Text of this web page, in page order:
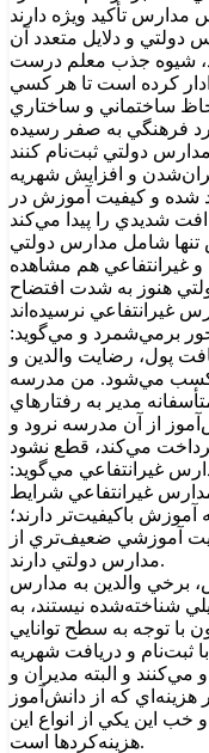
دولتي و دلايل متعدد آن
شيوه جذب معلم درست‌
کرده است تا هر کسي
ساختماني و ساختاري
فرهنگي به صفر رسيده
دولتي ثبت‌نام کنند
گران‌شدن و افزايش شهريه
شده و کيفيت آموزش در
تنها شامل مدارس دولتي
غيرانتفاعي هم مشاهده
هنوز به شدت افتضاح
برمي‌شمرد و مي‌گويد:
پول، رضايت والدين و
کسب مي‌شود. من مدرسه
مدير به رفتارهاي
از آن مدرسه نرود و
غيرانتفاعي مي‌گويد:
غيرانتفاعي شرايط
آموزش باکيفيت‌تر دارند؛
آموزشي ضعيف‌تري از
مدارس دولتي دارند.
برخي والدين به مدارس
شناخته‌شده نيستند، به
توجه به سطح توانايي
ثبت‌نام و دريافت شهريه
و البته مديران و
که از دانش‌آموز
خب اين يکي از انواع اين
هزينه‌کردها است.